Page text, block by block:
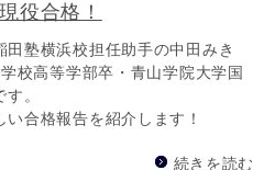
役合格！
塾横浜校担任助手の中田みき
校高等学部卒・青山学院大学国
。
合格報告を紹介します！
続きを読む